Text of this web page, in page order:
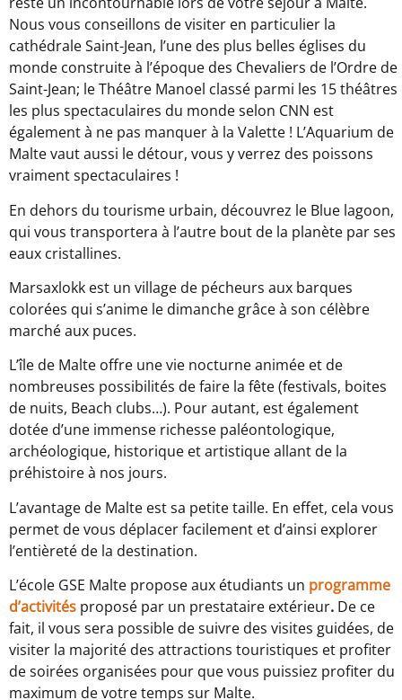
Nous vous conseillons de visiter en particulier la
cathédrale Saint-Jean, l’une des plus belles églises du
monde construite à l’époque des Chevaliers de l’Ordre de
Saint-Jean; le Théâtre Manoel classé parmi les 15 théâtres
les plus spectaculaires du monde selon CNN est
également à ne pas manquer à la Valette ! L’Aquarium de
Malte vaut aussi le détour, vous y verrez des poissons
vraiment spectaculaires !
En dehors du tourisme urbain, découvrez le Blue lagoon,
qui vous transportera à l’autre bout de la planète par ses
eaux cristallines.
Marsaxlokk est un village de pécheurs aux barques
colorées qui s’anime le dimanche grâce à son célèbre
marché aux puces.
L’île de Malte offre une vie nocturne animée et de
nombreuses possibilités de faire la fête (festivals, boites
de nuits, Beach clubs…). Pour autant, est également
dotée d’une immense richesse paléontologique,
archéologique, historique et artistique allant de la
préhistoire à nos jours.
L’avantage de Malte est sa petite taille. En effet, cela vous
permet de vous déplacer facilement et d’ainsi explorer
l’entièreté de la destination.
L’école GSE Malte propose aux étudiants un programme
d’activités proposé par un prestataire extérieur. De ce
fait, il vous sera possible de suivre des visites guidées, de
visiter la majorité des attractions touristiques et profiter
de soirées organisées pour que vous puissiez profiter du
maximum de votre temps sur Malte.